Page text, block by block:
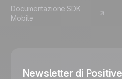
Documentazione SDK
Mobile
Newsletter di